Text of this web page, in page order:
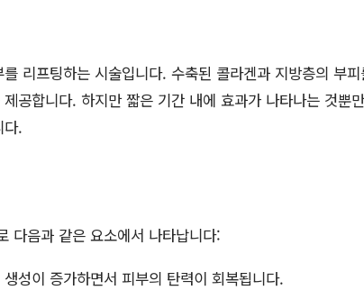
리프팅하는 시술입니다. 수축된 콜라겐과 지방층의 부
공합니다. 하지만 짧은 기간 내에 효과가 나타나는 것뿐
다.
다음과 같은 요소에서 나타납니다:
성이 증가하면서 피부의 탄력이 회복됩니다.